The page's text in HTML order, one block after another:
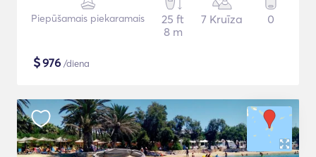
Piepūšamais piekaramais
25 ft
8 m
7 Kruīza 0
$976 /diena